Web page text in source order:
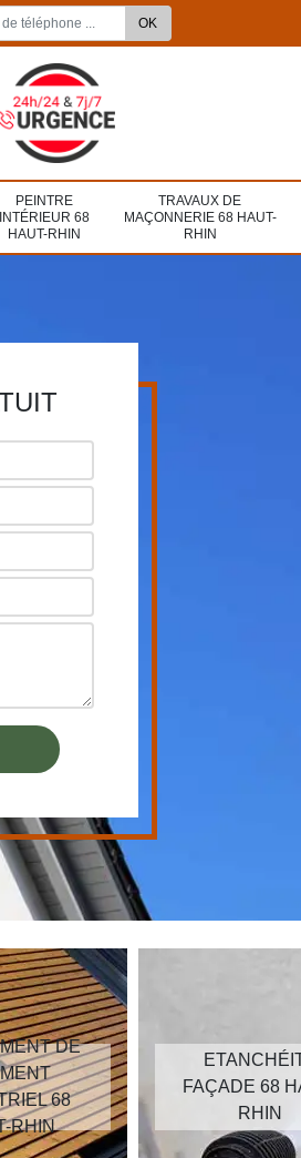
PEINTRE
INTÉRIEUR 68
HAUT-RHIN
TRAVAUX DE
MAÇONNERIE 68 HAUT-
RHIN
DE
68
RHIN
FAÇADE 68
RHIN